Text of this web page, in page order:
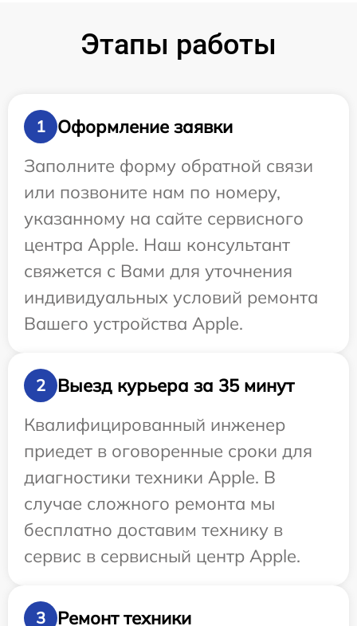
Этапы работы
1
Оформление заявки
Заполните форму обратной связи
или позвоните нам по номеру,
указанному на сайте сервисного
центра Apple. Наш консультант
свяжется с Вами для уточнения
индивидуальных условий ремонта
Вашего устройства Apple.
2
Выезд курьера за 35 минут
Квалифицированный инженер
приедет в оговоренные сроки для
диагностики техники Apple. В
случае сложного ремонта мы
бесплатно доставим технику в
сервис в сервисный центр Apple.
3 Ремонт техники